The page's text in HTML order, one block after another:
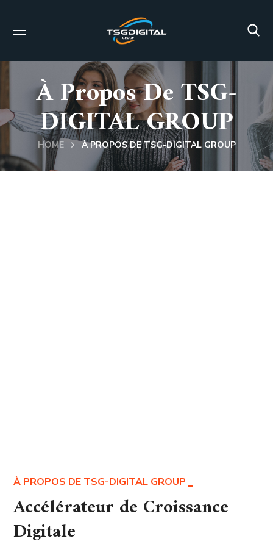
À Propos De TSG-
DIGITAL GROUP
HOME À PROPOS DE TSG-DIGITAL GROUP
À PROPOS DE TSG-DIGITAL GROUP
Accélérateur de Croissance
Digitale